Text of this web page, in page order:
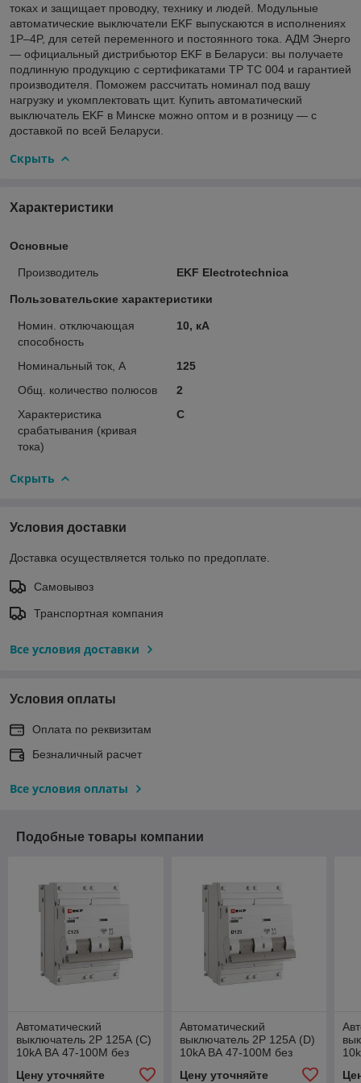
токах и защищает проводку, технику и людей. Модульные
автоматические выключатели EKF выпускаются в исполнениях
1P–4P, для сетей переменного и постоянного тока. АДМ Энерго
— официальный дистрибьютор EKF в Беларуси: вы получаете
подлинную продукцию с сертификатами ТР ТС 004 и гарантией
производителя. Поможем рассчитать номинал под вашу
нагрузку и укомплектовать щит. Купить автоматический
выключатель EKF в Минске можно оптом и в розницу — с
доставкой по всей Беларуси.
Скрыть
Характеристики
Основные
Производитель EKF Electrotechnica
Пользовательские характеристики
Номин. отключающая
способность
10, кА
Номинальный ток, А
125
Общ. количество полюсов
2
Характеристика
срабатывания (кривая
тока)
C
Скрыть
Условия доставки
Доставка осуществляется только по предоплате.
Самовывоз
Транспортная компания
Все условия доставки
Условия оплаты
Оплата по реквизитам
Безналичный расчет
Все условия оплаты
Подобные товары компании
Автоматический
выключатель 2P 125А (C)
10kA ВА 47-100M без
теплового расцепителя
EKF PROxima
Цену уточняйте
Автоматический
выключатель 2P 125А (D)
10kA ВА 47-100M без
теплового расцепителя
EKF PROxima
Цену уточняйте